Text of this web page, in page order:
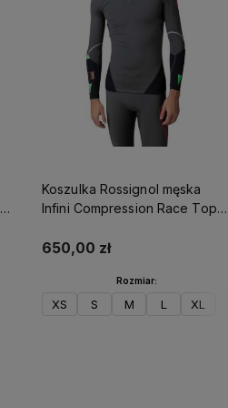
Koszulka Rossignol męska
Infini Compression Race Top
650,00 zł
Rozmiar:
XS S M L XL